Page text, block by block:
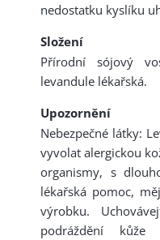
nedostatku kyslíku
Složení
Přírodní sójový
levandule lékařská.
Upozornění
Nebezpečné látky:
vyvolat alergickou
organismy, s
lékařská pomoc,
výrobku.
podráždění kůže